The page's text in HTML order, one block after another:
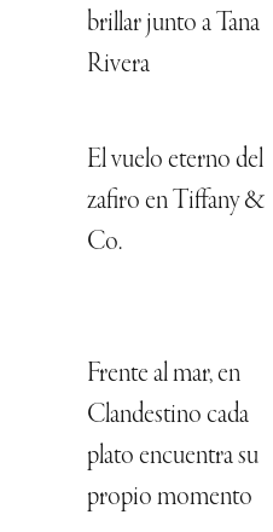
brillar junto a Tana
Rivera
El vuelo eterno del
zafiro en Tiffany &
Co.
Frente al mar, en
Clandestino cada
plato encuentra su
propio momento